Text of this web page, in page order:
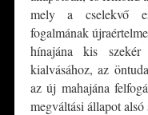
mely a cselekvő
fogalmának
hínajána kis
kialvásához, az
az új mahajána
megváltási állapot alsó